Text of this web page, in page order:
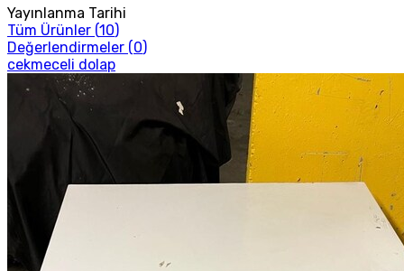
Yayınlanma Tarihi
Tüm Ürünler (10)
Değerlendirmeler (0)
cekmeceli dolap